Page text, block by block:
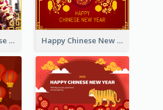
2022 Happy Chinese New Year Greeting Card With Photo Happy Chinese New Year Greeting Card With Chinese Tree Illustration